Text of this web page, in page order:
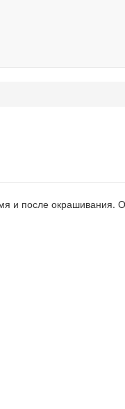
и после окрашивания.